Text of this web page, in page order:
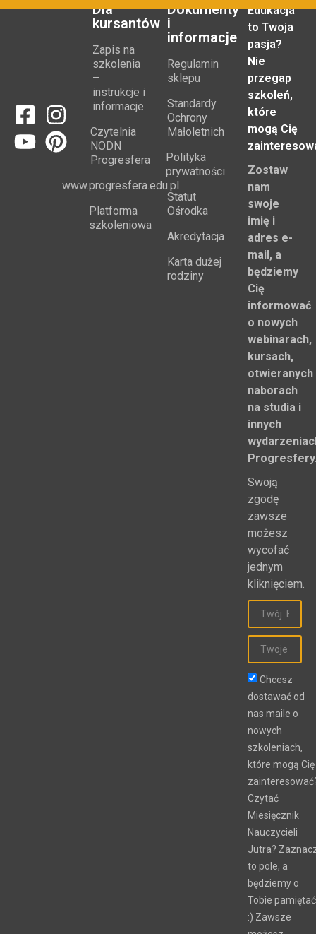
Dla
kursantów
Zapis na
szkolenia
–
instrukcje i
informacje
Czytelnia
NODN
Progresfera
www.progresfera.edu.pl
Platforma
szkoleniowa
Dokumenty
i
informacje
Regulamin
sklepu
Standardy
Ochrony
Małoletnich
Polityka
prywatności
Statut
Ośrodka
Akredytacja
Karta dużej
rodziny
Edukacja
to Twoja
pasja?
Nie
przegap
szkoleń,
które
mogą Cię
Zostaw
nam
swoje
imię i
adres e-
mail, a
będziemy
Cię
informować
o nowych
webinarach,
kursach,
otwieranych
naborach
na studia i
innych
Swoją
zgodę
zawsze
możesz
wycofać
jednym
kliknięciem.
Chcesz
dostawać od
nas maile o
nowych
szkoleniach,
które mogą Cię
Czytać
Miesięcznik
Nauczycieli
Jutra?
to pole, a
będziemy o
Tobie pamiętać
:) Zawsze